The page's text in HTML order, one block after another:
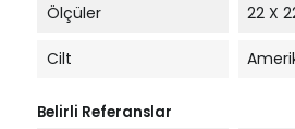
Ölçüler 22 X
Cilt
Belirli Referanslar